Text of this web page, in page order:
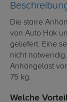
Die starre
von Auto Hak
geliefert. Eine
nicht
Anhängelast
75 kg.
Welche